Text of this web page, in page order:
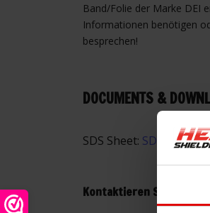
Band/Folie der Marke DEI
Informationen benötigen
besprechen!
DOCUMENTS &
SDS Sheet: SDS Reflect-
Kontaktieren Sie uns